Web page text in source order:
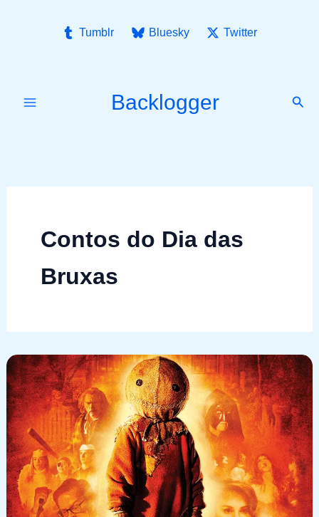
Tumblr Bluesky Twitter
Backlogger
Contos do Dia das
Bruxas